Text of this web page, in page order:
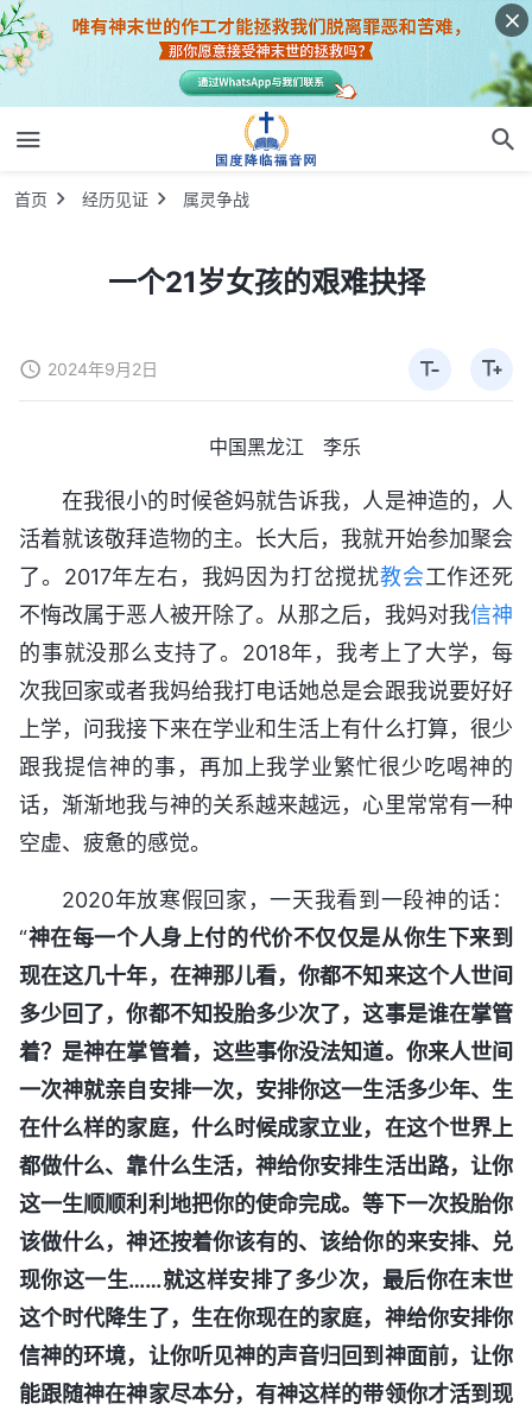
首页 经历见证 属灵争战
一个21岁女孩的艰难抉择
2024年9月2日
中国黑龙江 李乐
在我很小的时候爸妈就告诉我，人是神造的，人
活着就该敬拜造物的主。长大后，我就开始参加聚会
了。2017年左右，我妈因为打岔搅扰教会工作还死
不悔改属于恶人被开除了。从那之后，我妈对我信神
的事就没那么支持了。2018年，我考上了大学，每
次我回家或者我妈给我打电话她总是会跟我说要好好
上学，问我接下来在学业和生活上有什么打算，很少
跟我提信神的事，再加上我学业繁忙很少吃喝神的
话，渐渐地我与神的关系越来越远，心里常常有一种
空虚、疲惫的感觉。
2020年放寒假回家，一天我看到一段神的话：
“神在每一个人身上付的代价不仅仅是从你生下来到
现在这几十年，在神那儿看，你都不知来这个人世间
多少回了，你都不知投胎多少次了，这事是谁在掌管
着？是神在掌管着，这些事你没法知道。你来人世间
一次神就亲自安排一次，安排你这一生活多少年、生
在什么样的家庭，什么时候成家立业，在这个世界上
都做什么、靠什么生活，神给你安排生活出路，让你
这一生顺顺利利地把你的使命完成。等下一次投胎你
该做什么，神还按着你该有的、该给你的来安排、兑
现你这一生……就这样安排了多少次，最后你在末世
这个时代降生了，生在你现在的家庭，神给你安排你
信神的环境，让你听见神的声音归回到神面前，让你
能跟随神在神家尽本分，有神这样的带领你才活到现